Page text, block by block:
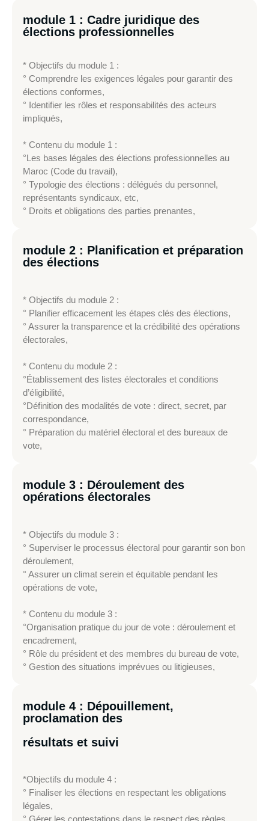
module 1 : Cadre juridique des
élections professionnelles
* Objectifs du module 1 :
° Comprendre les exigences légales pour garantir des
élections conformes,
° Identifier les rôles et responsabilités des acteurs
impliqués,
* Contenu du module 1 :
°Les bases légales des élections professionnelles au
Maroc (Code du travail),
° Typologie des élections : délégués du personnel,
représentants syndicaux, etc,
° Droits et obligations des parties prenantes,
module 2 : Planification et préparation
des élections
* Objectifs du module 2 :
° Planifier efficacement les étapes clés des élections,
° Assurer la transparence et la crédibilité des opérations
électorales,
* Contenu du module 2 :
°Établissement des listes électorales et conditions
d’éligibilité,
°Définition des modalités de vote : direct, secret, par
correspondance,
° Préparation du matériel électoral et des bureaux de
vote,
module 3 : Déroulement des
opérations électorales
* Objectifs du module 3 :
° Superviser le processus électoral pour garantir son bon
déroulement,
° Assurer un climat serein et équitable pendant les
opérations de vote,
* Contenu du module 3 :
°Organisation pratique du jour de vote : déroulement et
encadrement,
° Rôle du président et des membres du bureau de vote,
° Gestion des situations imprévues ou litigieuses,
module 4 : Dépouillement,
proclamation des
résultats et suivi
*Objectifs du module 4 :
° Finaliser les élections en respectant les obligations
légales,
° Gérer les contestations dans le respect des règles